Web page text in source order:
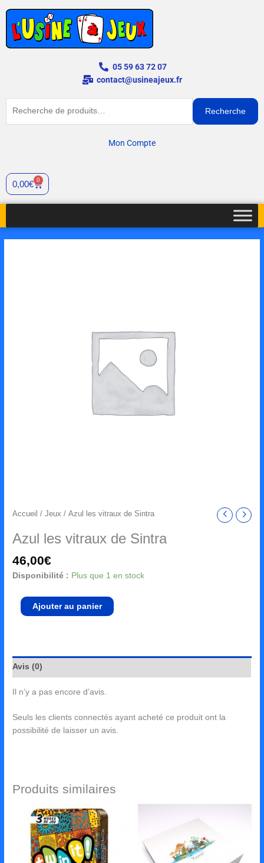
contenu
05 59 63 72 07
contact@usineajeux.fr
Recherche
Mon Compte
0,00€ 0
Cart
Accueil /Jeux / Azul les vitraux de Sintra
Azul les vitraux de Sintra
46,00€
Disponibilité : Plus que 1 en stock
Ajouter au panier
Avis (0)
Il n’y a pas encore d’avis.
Seuls les clients connectés ayant acheté ce produit ont la
possibilité de laisser un avis.
Produits similaires